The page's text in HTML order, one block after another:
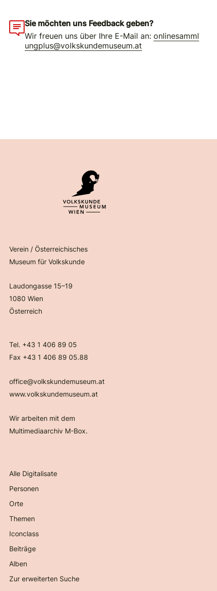
Sie möchten uns Feedback geben?
Wir freuen uns über Ihre E-Mail an:onlinesamml
ungplus@volkskundemuseum.at
Verein / Österreichisches
Museum für Volkskunde
Laudongasse 15–19
1080 Wien
Österreich
Tel. +43 1 406 89 05
Fax +43 1 406 89 05.88
office@volkskundemuseum.at
www.volkskundemuseum.at
Wir arbeiten mit dem
Multimediaarchiv M-Box.
Alle Digitalisate
Personen
Orte
Themen
Iconclass
Beiträge
Alben
Zur erweiterten Suche